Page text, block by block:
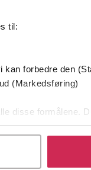
til:
kan forbedre den
(Markedsføring)
disse formålene.
helst trekke